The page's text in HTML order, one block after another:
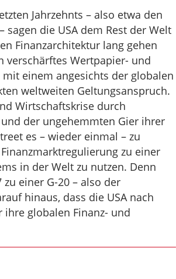
Jahrzehnts – also etwa den
die USA dem Rest der Welt
Finanzarchitektur lang gehen
verschärftes Wertpapier- und
mit einem angesichts der globalen
weltweiten Geltungsanspruch.
Wirtschaftskrise durch
der ungehemmten Gier ihrer
es – wieder einmal – zu
zu einer
in der Welt zu nutzen. Denn
einer G-20 – also der
hinaus, dass die USA nach
ihre globalen Finanz- und